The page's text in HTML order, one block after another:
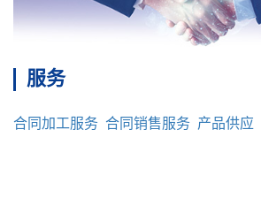
服务
合同加工服务 合同销售服务 产品供应